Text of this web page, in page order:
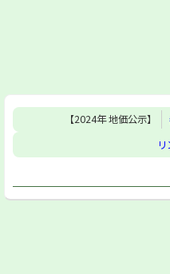
【2024年 地価公示】